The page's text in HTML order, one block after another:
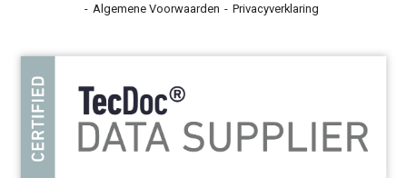
Algemene Voorwaarden
Privacyverklaring